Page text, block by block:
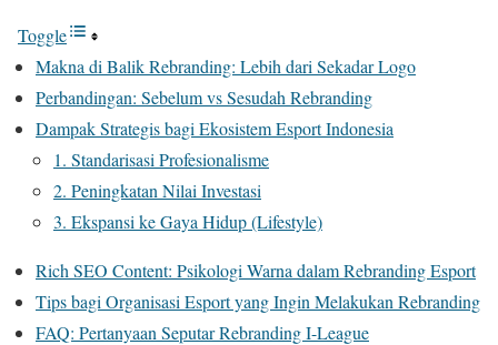
Toggle
Makna di Balik Rebranding: Lebih dari Sekadar Logo
Perbandingan: Sebelum vs Sesudah Rebranding
Dampak Strategis bagi Ekosistem Esport Indonesia
1. Standarisasi Profesionalisme
2. Peningkatan Nilai Investasi
3. Ekspansi ke Gaya Hidup (Lifestyle)
Rich SEO Content: Psikologi Warna dalam Rebranding Esport
Tips bagi Organisasi Esport yang Ingin Melakukan Rebranding
FAQ: Pertanyaan Seputar Rebranding I-League